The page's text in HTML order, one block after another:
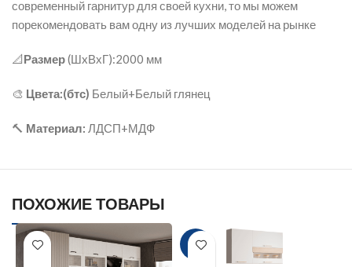
современный гарнитур для своей кухни, то мы можем
порекомендовать вам одну из лучших моделей на рынке
📐Размер(ШxВхГ):2000 мм
🎨 Цвета:(бтс) Белый+Белый глянец
🔨 Материал: ЛДСП+МДФ
ПОХОЖИЕ ТОВАРЫ
-2%